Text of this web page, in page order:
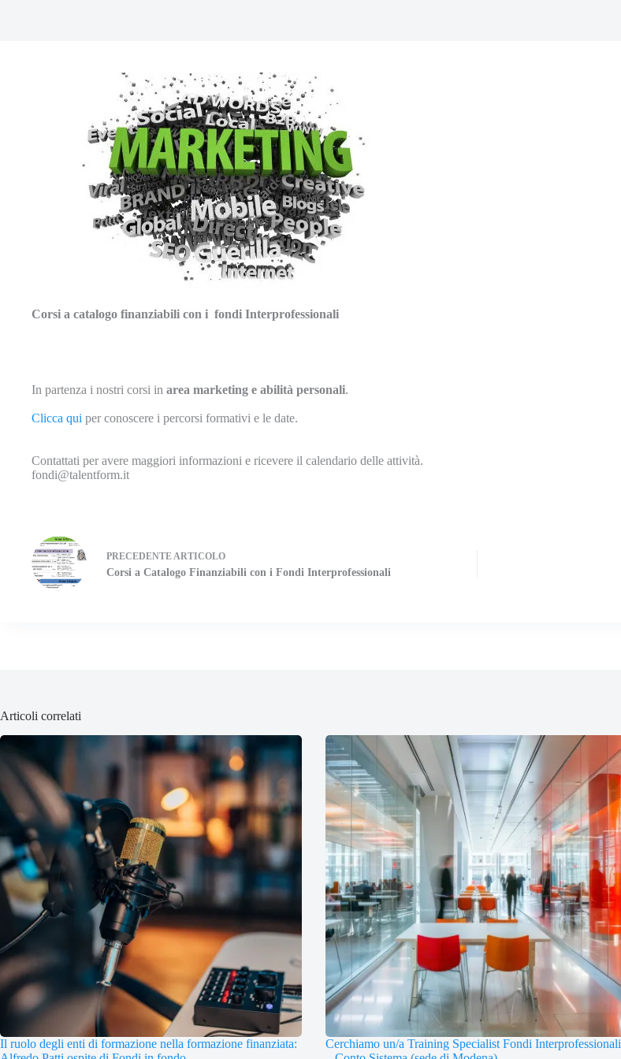
Corsi a catalogo finanziabili con i fondi Interprofessionali
In partenza i nostri corsi in area marketing e abilità personali.
Clicca qui per conoscere i percorsi formativi e le date.
Contattati per avere maggiori informazioni e ricevere il calendario delle attività.
fondi@talentform.it
PRECEDENTE ARTICOLO
Corsi a Catalogo Finanziabili con i Fondi Interprofessionali
Articoli correlati
Il ruolo degli enti di formazione nella formazione finanziata:
Cerchiamo un/a Training Specialist Fondi Interprofessionali